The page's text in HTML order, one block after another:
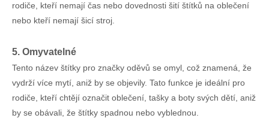
rodiče, kteří nemají čas nebo dovednosti šití štítků na oblečení
nebo kteří nemají šicí stroj.
5. Omyvatelné
Tento název štítky pro značky oděvů se omyl, což znamená, že
vydrží více mytí, aniž by se objevily. Tato funkce je ideální pro
rodiče, kteří chtějí označit oblečení, tašky a boty svých dětí, aniž
by se obávali, že štítky spadnou nebo vyblednou.